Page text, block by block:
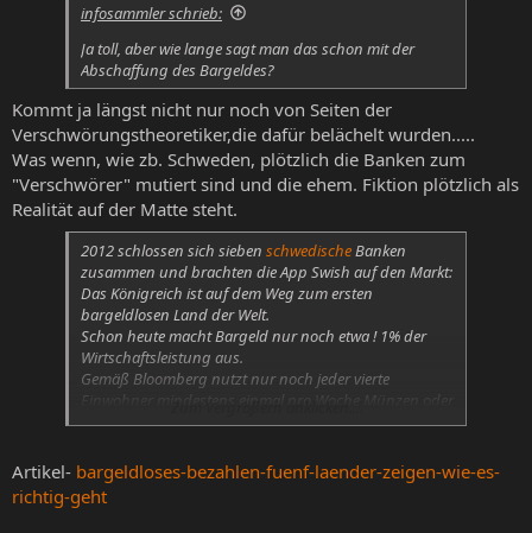
infosammler schrieb:
Ja toll, aber wie lange sagt man das schon mit der
Abschaffung des Bargeldes?
Kommt ja längst nicht nur noch von Seiten der
Verschwörungstheoretiker,die dafür belächelt wurden.....
Was wenn, wie zb. Schweden, plötzlich die Banken zum
"Verschwörer" mutiert sind und die ehem. Fiktion plötzlich als
Realität auf der Matte steht.
2012 schlossen sich sieben schwedische Banken
zusammen und brachten die App Swish auf den Markt:
Das Königreich ist auf dem Weg zum ersten
bargeldlosen Land der Welt.
Schon heute macht Bargeld nur noch etwa ! 1% der
Wirtschaftsleistung aus.
Gemäß Bloomberg nutzt nur noch jeder vierte
Einwohner mindestens einmal pro Woche Münzen oder
Scheine.
noch Bares aus.
2030 könnte endgültig Schluss sein mit dem Bargeld.
Artikel- bargeldloses-bezahlen-fuenf-laender-zeigen-wie-es-
richtig-geht